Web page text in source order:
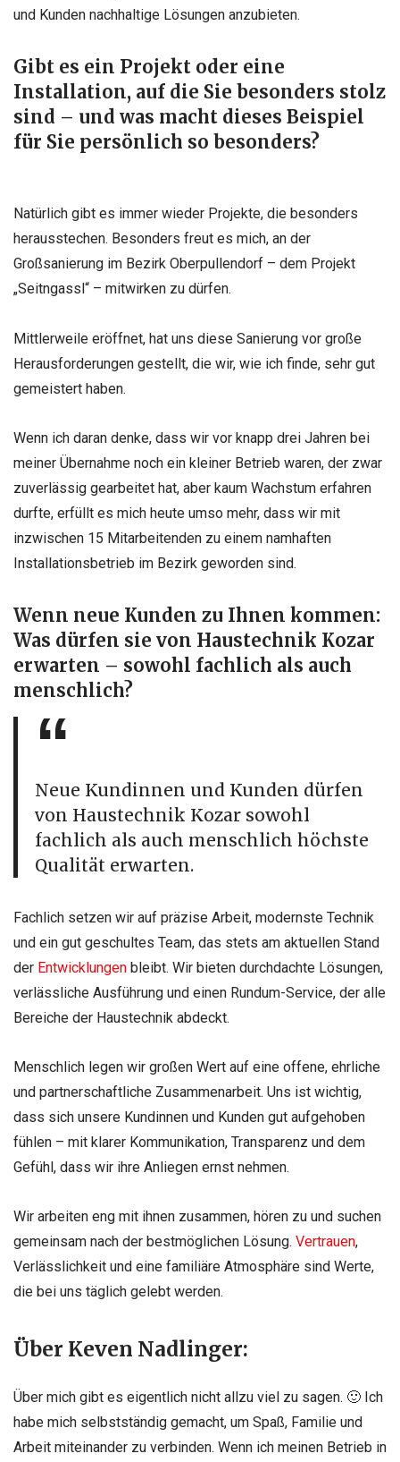
und Kunden nachhaltige Lösungen anzubieten.
Gibt es ein Projekt oder eine
Installation, auf die Sie besonders stolz
sind – und was macht dieses Beispiel
für Sie persönlich so besonders?
Natürlich gibt es immer wieder Projekte, die besonders
herausstechen. Besonders freut es mich, an der
Großsanierung im Bezirk Oberpullendorf – dem Projekt
„Seitngassl“ – mitwirken zu dürfen.
Mittlerweile eröffnet, hat uns diese Sanierung vor große
Herausforderungen gestellt, die wir, wie ich finde, sehr gut
gemeistert haben.
Wenn ich daran denke, dass wir vor knapp drei Jahren bei
meiner Übernahme noch ein kleiner Betrieb waren, der zwar
zuverlässig gearbeitet hat, aber kaum Wachstum erfahren
durfte, erfüllt es mich heute umso mehr, dass wir mit
inzwischen 15 Mitarbeitenden zu einem namhaften
Installationsbetrieb im Bezirk geworden sind.
Wenn neue Kunden zu Ihnen kommen:
Was dürfen sie von Haustechnik Kozar
erwarten – sowohl fachlich als auch
menschlich?
Neue Kundinnen und Kunden dürfen
von Haustechnik Kozar sowohl
fachlich als auch menschlich höchste
Qualität erwarten.
Fachlich setzen wir auf präzise Arbeit, modernste Technik
und ein gut geschultes Team, das stets am aktuellen Stand
der Entwicklungen bleibt. Wir bieten durchdachte Lösungen,
verlässliche Ausführung und einen Rundum-Service, der alle
Bereiche der Haustechnik abdeckt.
Menschlich legen wir großen Wert auf eine offene, ehrliche
und partnerschaftliche Zusammenarbeit. Uns ist wichtig,
dass sich unsere Kundinnen und Kunden gut aufgehoben
fühlen – mit klarer Kommunikation, Transparenz und dem
Gefühl, dass wir ihre Anliegen ernst nehmen.
Wir arbeiten eng mit ihnen zusammen, hören zu und suchen
gemeinsam nach der bestmöglichen Lösung. Vertrauen,
Verlässlichkeit und eine familiäre Atmosphäre sind Werte,
die bei uns täglich gelebt werden.
Über Keven Nadlinger:
Über mich gibt es eigentlich nicht allzu viel zu sagen. 🙂 Ich
habe mich selbstständig gemacht, um Spaß, Familie und
Arbeit miteinander zu verbinden. Wenn ich meinen Betrieb in